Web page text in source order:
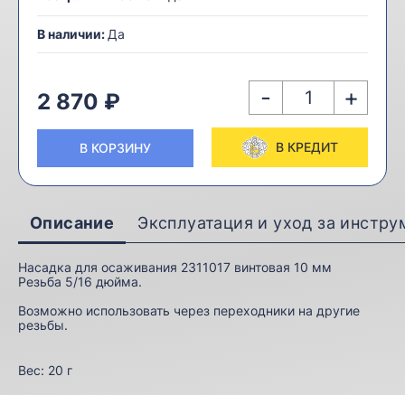
В наличии: Да
2 870 ₽ - +
В КОРЗИНУ В КРЕДИТ
Описание Эксплуатация и уход за
Насадка для осаживания 2311017 винтовая 10 мм
Резьба 5/16 дюйма.
Возможно использовать через переходники на другие
резьбы.
Вес: 20 г